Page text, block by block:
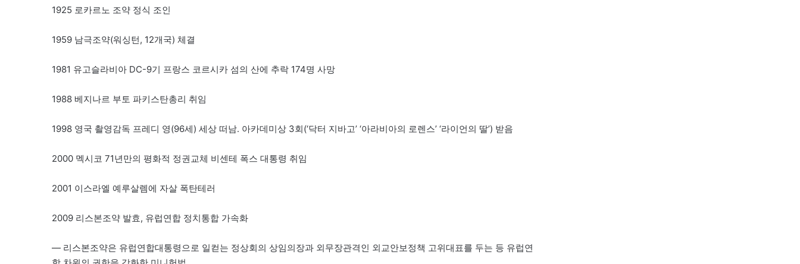
1925 로카르노 조약 정식 조인
1959 남극조약(워싱턴, 12개국) 체결
1981 유고슬라비아 DC-9기 프랑스 코르시카 섬의 산에 추락 174명 사망
1988 베지나르 부토 파키스탄총리 취임
1998 영국 촬영감독 프레디 영(96세) 세상 떠남. 아카데미상 3회(‘닥터 지바고’ ‘아라비아의 로렌스’ ‘라이언의 딸’) 받음
2000 멕시코 71년만의 평화적 정권교체 비센테 폭스 대통령 취임
2001 이스라엘 예루살렘에 자살 폭탄테러
2009 리스본조약 발효, 유럽연합 정치통합 가속화
— 리스본조약은 유럽연합대통령으로 일컫는 정상회의 상임의장과 외무장관격인 외교안보정책 고위대표를 두는 등 유럽연